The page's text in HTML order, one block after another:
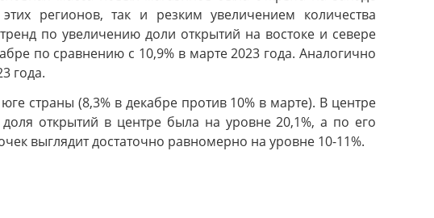
регионов, так и резким увеличением количества
по увеличению доли открытий на востоке и севере
по сравнению с 10,9% в марте 2023 года. Аналогично
года.
страны (8,3% в декабре против 10% в марте). В центре
открытий в центре была на уровне 20,1%, а по его
выглядит достаточно равномерно на уровне 10-11%.